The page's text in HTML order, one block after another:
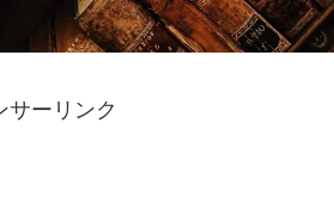
サーリンク